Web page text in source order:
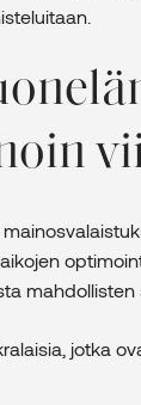
mahdollisten
jotka